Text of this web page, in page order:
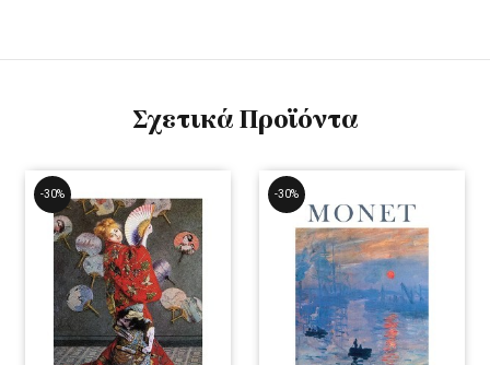
Σχετικά Προϊόντα
-30% -30%